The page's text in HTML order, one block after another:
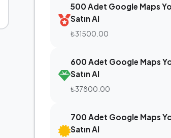
500 Adet Google Maps
Satın Al
₺31500.00
600 Adet Google Maps
Satın Al
₺37800.00
700 Adet Google Maps
Satın Al